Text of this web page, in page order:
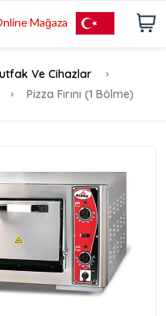
Mağaza
Ve Cihazlar
Pizza Fırını (1 Bölme)